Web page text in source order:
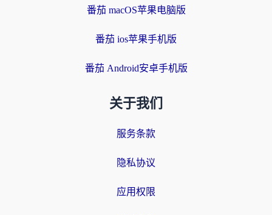
番茄 macOS苹果电脑版
番茄 ios苹果手机版
番茄 Android安卓手机版
关于我们
服务条款
隐私协议
应用权限